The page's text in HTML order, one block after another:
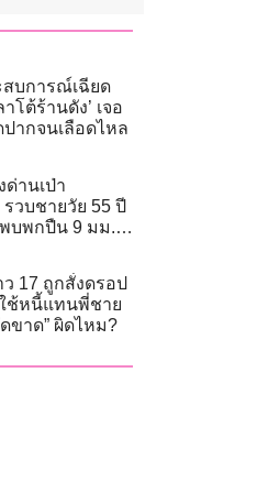
สบการณ์เฉียด
าโต้ร้านดัง’ เจอ
ปากจนเลือดไหล
ด่านเป่า
วบชายวัย 55 ปี
บพกปืน 9 มม.
17 ถูกสั่งดรอป
ใช้หนี้แทนพี่ชาย
ขาด” ผิดไหม?